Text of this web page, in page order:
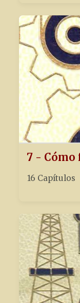
7 - Cómo
16 Capítulos